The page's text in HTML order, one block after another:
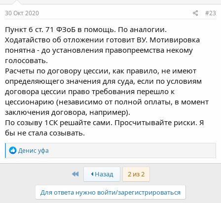
30 Окт 2020 #23
Пункт 6 ст. 71 ФЗоБ в помощь. По аналогии.
Ходатайство об отложении готовит ВУ. Мотивировка
понятна - до установления правопреемства некому
голосовать.
Расчеты по договору цессии, как правило, не имеют
определяющего значения для суда, если по условиям
договора цессии право требования перешло к
цессионарию (независимо от полной оплаты, в момент
заключения договора, например).
По созыву 1СК решайте сами. Просчитывайте риски. Я
бы не стала созывать.
Р
е
а
Денис уфа
ПервыйНазад 2 из 2
Для ответа нужно войти/зарегистрироваться